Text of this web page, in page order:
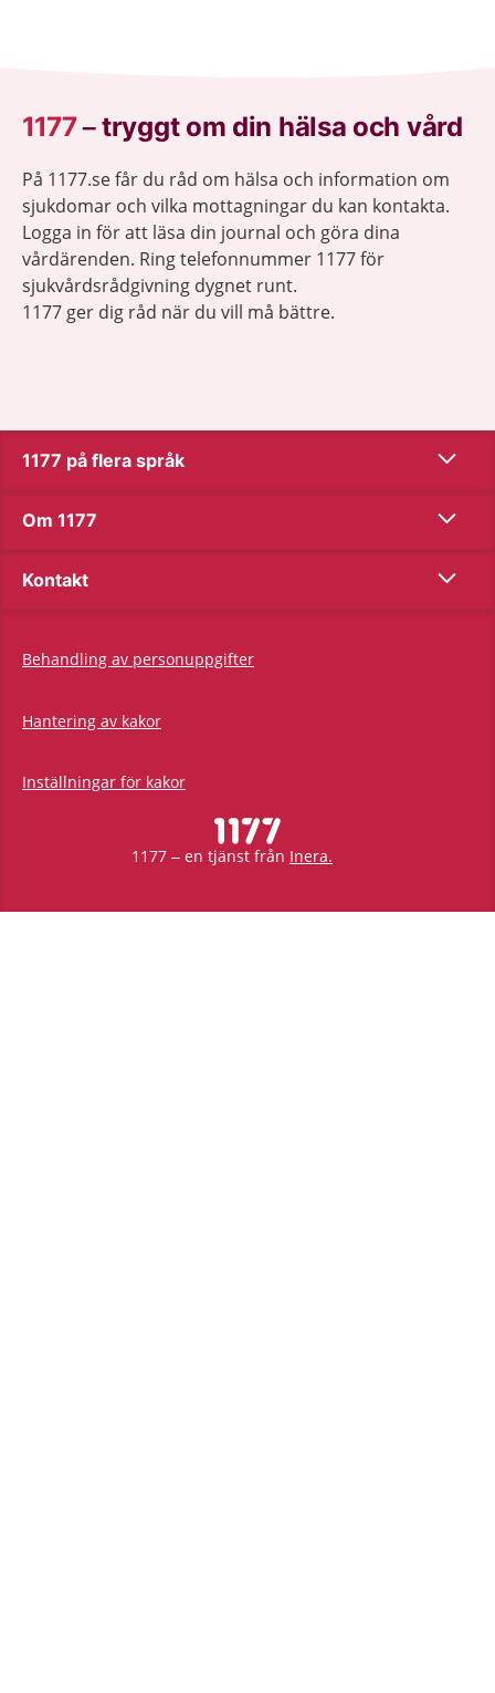
1177–tryggt om din hälsa och vård
På 1177.se får du råd om hälsa och information om
sjukdomar och vilka mottagningar du kan kontakta.
Logga in för att läsa din journal och göra dina
vårdärenden. Ring telefonnummer 1177 för
sjukvårdsrådgivning dygnet runt.
1177 ger dig råd när du vill må bättre.
1177 på flera språk Show
Om 1177 Show
Kontakt Show
Behandling av personuppgifter
Hantering av kakor
Inställningar för kakor
1177 – en tjänst från Inera.